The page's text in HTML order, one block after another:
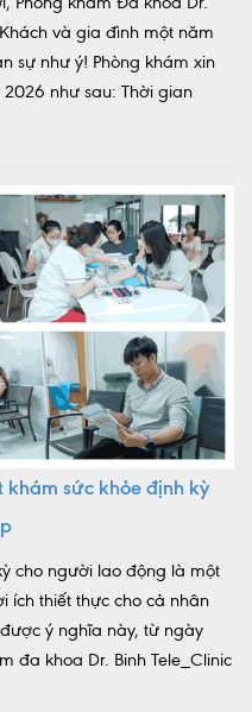
và gia đình một năm
sự như ý! Phòng khám xin
như sau: Thời gian
khám sức khỏe định kỳ
cho người lao động là một
ích thiết thực cho cả nhân
ý nghĩa này, từ ngày
khoa Dr. Binh Tele_Clinic